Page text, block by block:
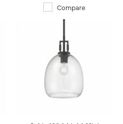
Compare